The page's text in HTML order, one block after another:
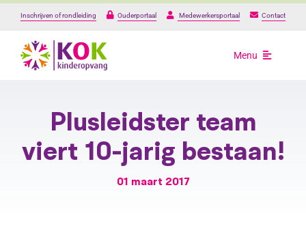
Ga
Inschrijven of rondleiding Ouderportaal Medewerkersportaal Contact
Menu
Plusleidster team
viert 10-jarig bestaan!
01 maart 2017